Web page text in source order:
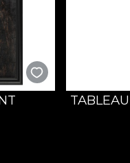
dintre portretul
vintage, texturi
oferă personalitate